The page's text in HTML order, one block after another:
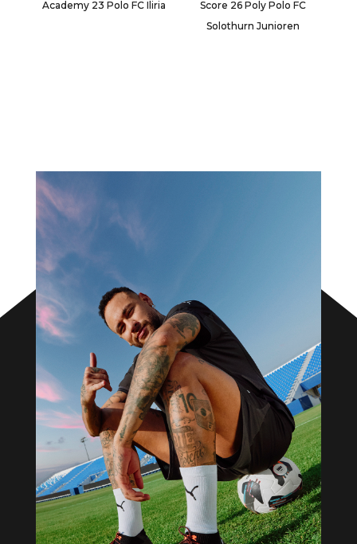
Academy 23 Polo FC Iliria
Score 26 Poly Polo FC
Solothurn Junioren